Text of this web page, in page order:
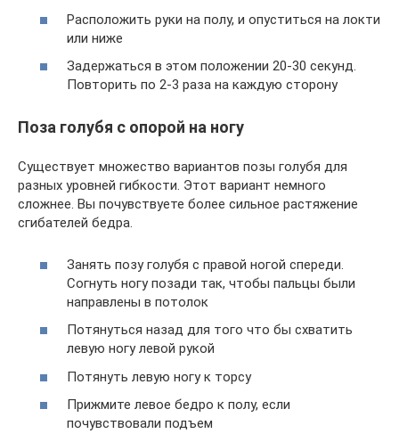
Расположить руки на полу, и опуститься на локти
или ниже
Задержаться в этом положении 20-30 секунд.
Повторить по 2-3 раза на каждую сторону
Поза голубя с опорой на ногу
Существует множество вариантов позы голубя для
разных уровней гибкости. Этот вариант немного
сложнее. Вы почувствуете более сильное растяжение
сгибателей бедра.
Занять позу голубя с правой ногой спереди.
Согнуть ногу позади так, чтобы пальцы были
направлены в потолок
Потянуться назад для того что бы схватить
левую ногу левой рукой
Потянуть левую ногу к торсу
Прижмите левое бедро к полу, если
почувствовали подъем